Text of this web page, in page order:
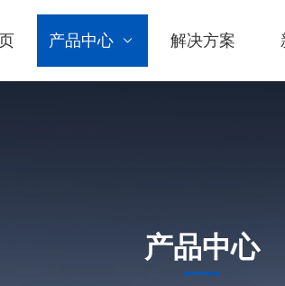
产品中心 解决方案
产品中心